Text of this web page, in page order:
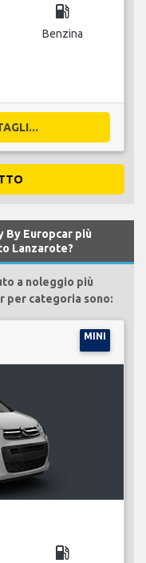
local_gas_station
Benzina
By Europcar più
Lanzarote?
a noleggio più
per categoria sono:
MINI
local_gas_station